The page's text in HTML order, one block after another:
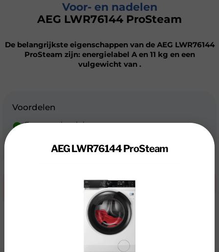
Voor- en nadelen
AEG LWR76144 ProSteam
De belangrijkste eigenschappen van de AEG LWR76144
ProSteam zijn: energielabel A en 11 kg en een
vulgewicht van .
Voordelen
Erg energiezuinig
Hoog vulgewicht (11 kg)
AEG LWR76144 ProSteam